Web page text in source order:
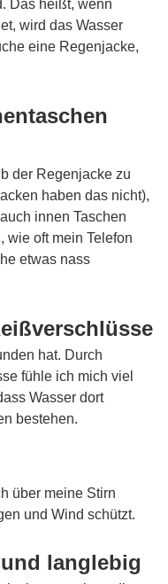
Das heißt, wenn
wird das Wasser
eine Regenjacke,
der Regenjacke zu
haben das nicht),
innen Taschen
wie oft mein Telefon
etwas nass
hat. Durch
fühle ich mich viel
Wasser dort
bestehen.
über meine Stirn
und Wind schützt.
langlebig